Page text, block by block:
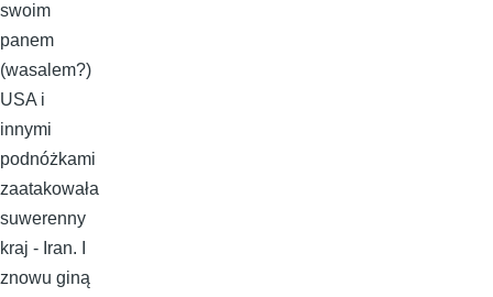
swoim
panem
(wasalem?)
USA i
innymi
podnóżkami
zaatakowała
suwerenny
kraj - Iran. I
znowu giną